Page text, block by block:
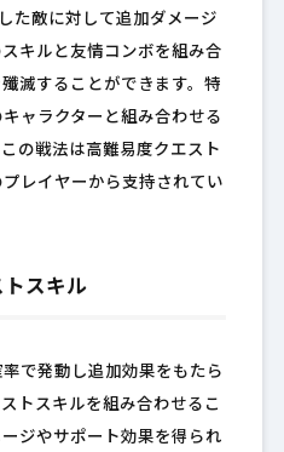
た敵に対して追加ダメージ
キルと友情コンボを組み合
滅することができます。特
ャラクターと組み合わせる
の戦法は高難易度クエスト
レイヤーから支持されてい
トスキル
で発動し追加効果をもたら
トスキルを組み合わせるこ
ジやサポート効果を得られ